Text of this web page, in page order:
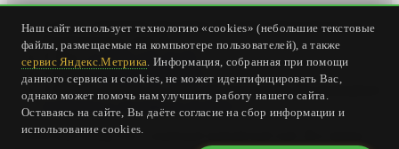
Офис интернет магазина: Россия, Севастополь, ул.
Карантинная, дом 23
Тел.+7 (978) 147-24-00
Email:office@haokang.ru
Приём заказов на сайте круглосуточно без выходных
страница о доставке и оплате
© 2018 Hao Kang Tea - элитный китайский чай. Все права
Наш сайт использует технологию «cookies» (небольшие текстовые
файлы, размещаемые на компьютере пользователей), а также
сервис Яндекс.Метрика. Информация, собранная при помощи
данного сервиса и cookies, не может идентифицировать Вас,
однако может помочь нам улучшить работу нашего сайта.
Оставаясь на сайте, Вы даёте согласие на сбор информации и
использование cookies.